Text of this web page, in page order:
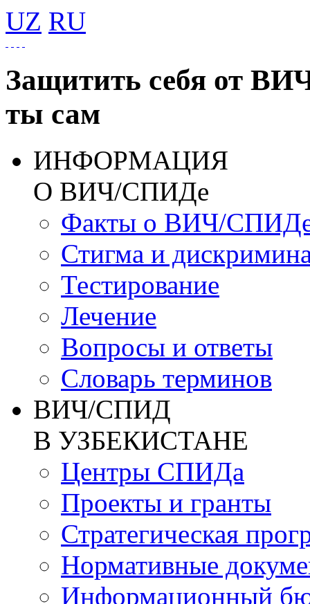
UZ RU
Защитить себя от
ты сам
ИНФОРМАЦИЯ
О ВИЧ/СПИДе
Факты о ВИЧ/
Стигма и
Тестирование
Лечение
Вопросы и ответы
Словарь терминов
ВИЧ/СПИД
В УЗБЕКИСТАНЕ
Центры СПИДа
Проекты и гранты
Стратегическая
Нормативные
Информационный